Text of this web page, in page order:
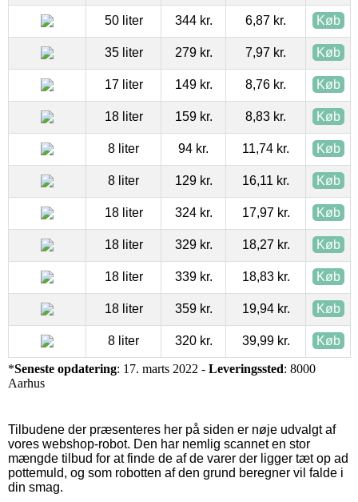
50 liter 344 kr. 6,87 kr. Køb
35 liter 279 kr. 7,97 kr. Køb
17 liter 149 kr. 8,76 kr. Køb
18 liter 159 kr. 8,83 kr. Køb
8 liter 94 kr. 11,74 kr. Køb
8 liter 129 kr. 16,11 kr. Køb
18 liter 324 kr. 17,97 kr. Køb
18 liter 329 kr. 18,27 kr. Køb
18 liter 339 kr. 18,83 kr. Køb
18 liter 359 kr. 19,94 kr. Køb
8 liter 320 kr. 39,99 kr. Køb
*Seneste opdatering: 17. marts 2022 - Leveringssted: 8000
Aarhus
Tilbudene der præsenteres her på siden er nøje udvalgt af
vores webshop-robot. Den har nemlig scannet en stor
mængde tilbud for at finde de af de varer der ligger tæt op ad
pottemuld, og som robotten af den grund beregner vil falde i
din smag.